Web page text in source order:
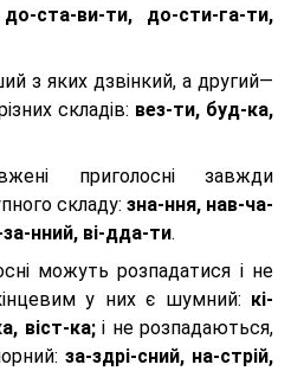
до-ста-ви-ти, до-сти-га-ти,
з яких дзвінкий, а другий—
складів: вез-ти, буд-ка,
приголосні завжди
складу: зна-ння, нав-ча-
нний, ві-дда-ти.
можуть розпадатися і не
у них є шумний: кі-
віст-ка;і не розпадаються,
за-здрі-сний, на-стрій,